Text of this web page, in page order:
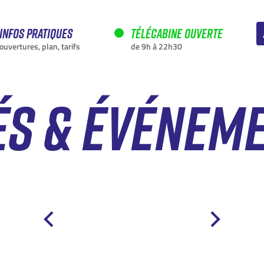
Infos pratiques
ouvertures, plan, tarifs
Télécabine ouverte
de 9h à 22h30
&